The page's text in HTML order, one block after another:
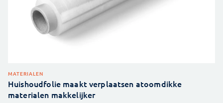
MATERIALEN
Huishoudfolie maakt verplaatsen atoomdikke
materialen makkelijker